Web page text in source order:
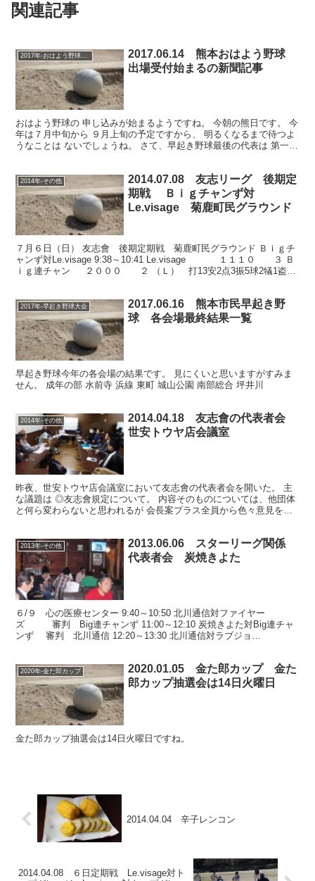
関連記事
2017年-おはよう野球大会
2017.06.14 熊本おはよう野球
出場受付始まるの新聞記事
おはよう野球の 申し込みが始まるようですね。 今朝の熊日です。 今
年は７月中旬から ９月上旬の予定ですから、 明るくなるまで待つよ
うなことは ないでしょうね。 さて、早起き野球最後の代表は 第一
2014年-その他
2014.07.08 友志リーグ 後期定
期戦 Ｂｉｇチャンず対
Le.visage 菊鹿町民グラウンド
７月６日（日） 友志會 後期定期戦 菊鹿町民グラウンド Ｂｉｇチ
ャンず対Le.visage 9:38～10:41 Le.visage １１１０ ３ Ｂ
ｉｇ連チャン ２０００ ２ （Ｌ） 打13安2点3振5球2犠1盗1
2017年-早起き野球大会
2017.06.16 熊本市民早起き野
球 各会場最終結果一覧
早起き野球今年の各会場の結果です。 見にくいと思いますがすみま
せん。 成年の部 水前寺 浜線 東町 城山公園 南部総合 坪井川
2014年-その他
2014.04.18 友志會の代表者会
世安トウヤ店会議室
昨夜、世安トウヤ店会議室において友志會の代表者会を開いた。 主
な議題は ◎友志會規定について。 内容そのものについては、他団体
と何ら変わらないと思われるが 会長案プラス全員から色々意見を出
2013年-その他
2013.06.06 スターリーグ関係
代表者会 炭焼きよた
６/９ 心の医療センター 9:40～10:50 北川通信対ファイヤー
ズ 審判 Big連チャンず 11:00～12:10 炭焼きよた対Big連チャ
ンず 審判 北川通信 12:20～13:30 北川通信対ラブジョ
2020年-金た郎カップ
2020.01.05 金た郎カップ 金た
郎カップ抽選会は14日火曜日
金た郎カップ抽選会は14日火曜日ですね。
2014.04.04 辛子レンコン
2014.04.08 ６日定期戦 Le.visage対ト